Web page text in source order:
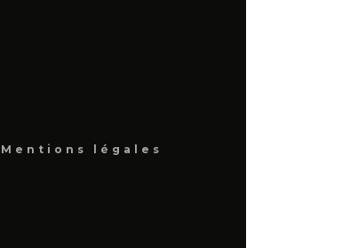
Mentions légales